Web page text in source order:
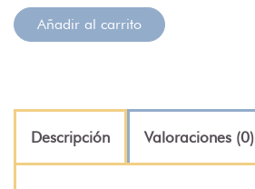
Añadir al carrito
Descripción Valoraciones (0)